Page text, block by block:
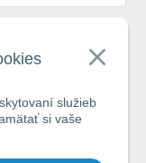
služieb
si vaše
podmienkami AZ